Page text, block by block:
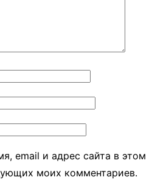
email и адрес сайта в этом
моих комментариев.